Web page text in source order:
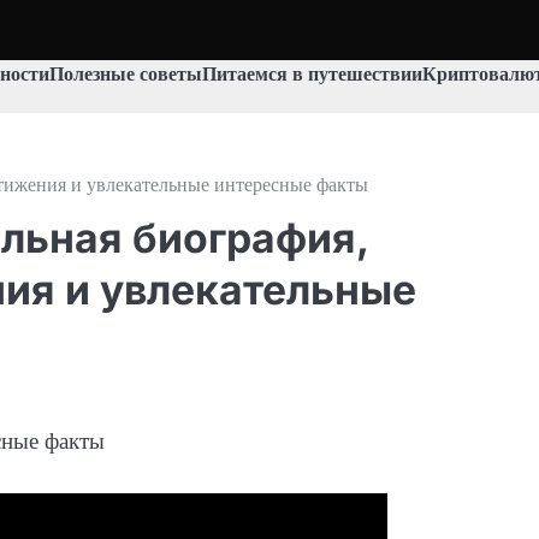
Полезные советыПитаемся в путешествии
и увлекательные интересные факты
биография,
и увлекательные